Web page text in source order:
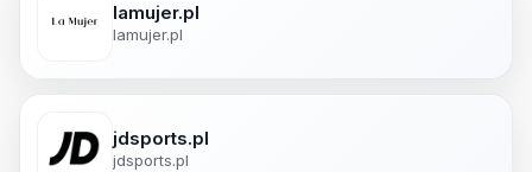
lamujer.pl
lamujer.pl
jdsports.pl
jdsports.pl